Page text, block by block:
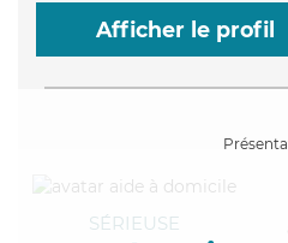
Afficher le profil
SÉRIEUSE